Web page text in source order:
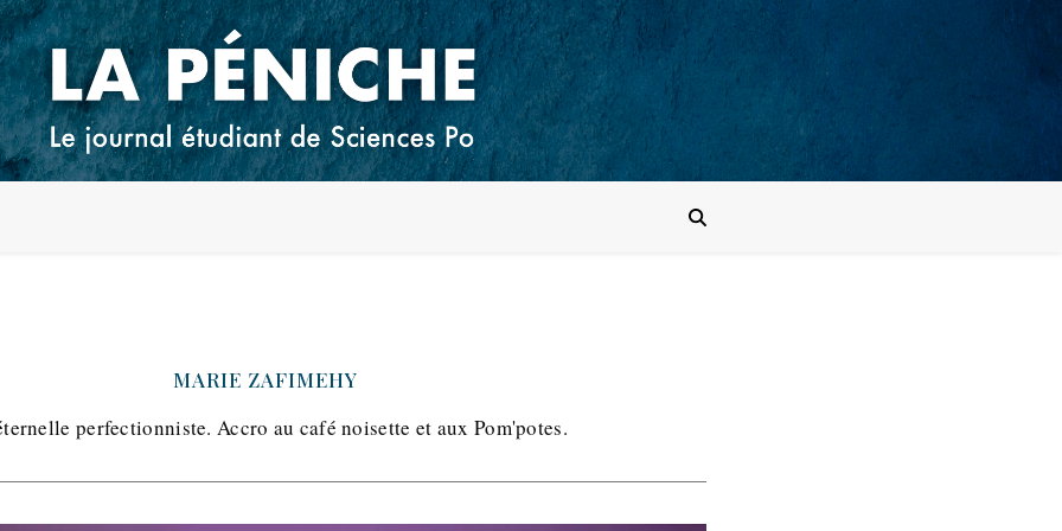
MARIE ZAFIMEHY
perfectionniste. Accro au café noisette et aux Pom'potes.